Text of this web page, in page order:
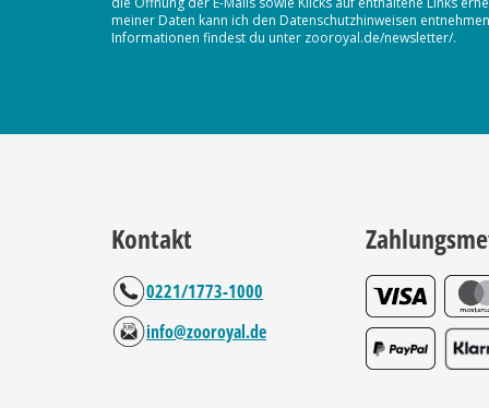
meiner Daten kann ich den Datenschutzhinweisen
Informationen findest du unter zooroyal.de/newsletter/.
Kontakt
0221/1773-1000
info@zooroyal.de